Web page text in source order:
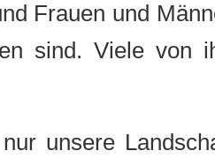
und Frauen und
sind. Viele
nur unsere